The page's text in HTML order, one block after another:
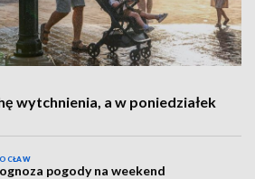
wytchnienia, a w poniedziałek
pogody na weekend